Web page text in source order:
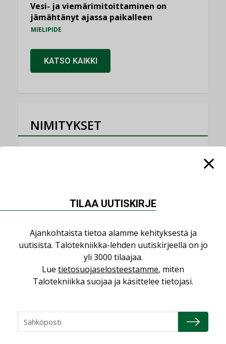
Vesi- ja viemärimitoittaminen on
jämähtänyt ajassa paikalleen
MIELIPIDE
KATSO KAIKKI
NIMITYKSET
NIMITYKSET
Schneider Electric
NIMITYKSET
TILAA UUTISKIRJE
Ajankohtaista tietoa alamme kehityksestä ja
uutisista. Talotekniikka-lehden uutiskirjeellä on jo
yli 3000 tilaajaa.
Lue tietosuojaselosteestamme, miten
Talotekniikka suojaa ja käsittelee tietojasi.